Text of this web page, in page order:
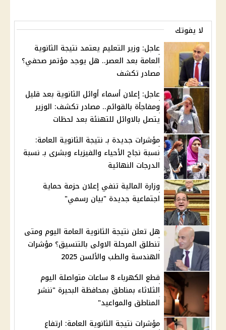
لا يفوتك
عاجل: وزير التعليم يعتمد نتيجة الثانوية
العامة بعد العصر.. هل يوجد مؤتمر صحفي؟
مصادر تكشف
عاجل: إعلان أسماء أوائل الثانوية بعد قليل
ومفاجأة بالقوائم.. مصادر تكشف: الوزير
يتصل بالاوائل للتهنئة بعد لحظات
مؤشرات جديدة بـ نتيجة الثانوية العامة:
نسبة نجاح الأحياء والفيزياء وبشرى بـ نسبة
الدرجات النهائية
وزارة المالية تنفي إعلان حزمة حماية
اجتماعية جديدة "بيان رسمي"
هل تعلن نتيجة الثانوية العامة اليوم ومتى
تنطلق المرحلة الاولى بالتنسيق؟ مؤشرات
الهندسة والطب والألسن 2025
قطع الكهرباء 8 ساعات متواصلة اليوم
الثلاثاء بمناطق بمحافظة البحيرة "ننشر
المناطق والمواعيد"
مؤشرات نتيجة الثانوية العامة: ارتفاع